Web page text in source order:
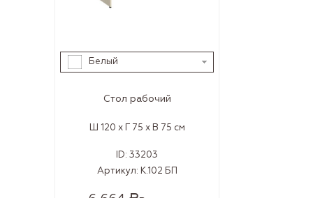
Белый
Стол рабочий
Ш 120 x Г 75 x В 75 см
ID: 33203
Артикул: К.102 БП